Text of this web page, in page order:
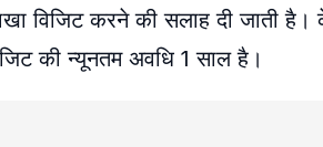
विजिट करने की सलाह दी जाती
की न्यूनतम अवधि 1 साल है।